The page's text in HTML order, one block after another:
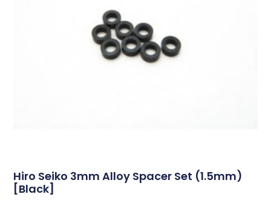
Hiro Seiko 3mm Alloy Spacer Set (1.5mm)
[Black]